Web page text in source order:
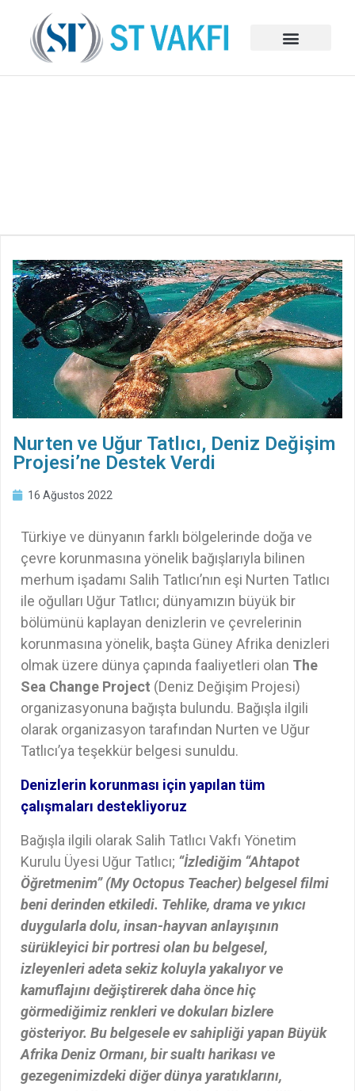
Nurten ve Uğur Tatlıcı, Deniz Değişim
Projesi’ne Destek Verdi
16 Ağustos 2022
Türkiye ve dünyanın farklı bölgelerinde doğa ve
çevre korunmasına yönelik bağışlarıyla bilinen
merhum işadamı Salih Tatlıcı’nın eşi Nurten Tatlıcı
ile oğulları Uğur Tatlıcı; dünyamızın büyük bir
bölümünü kaplayan denizlerin ve çevrelerinin
korunmasına yönelik, başta Güney Afrika denizleri
olmak üzere dünya çapında faaliyetleri olan The
Sea Change Project (Deniz Değişim Projesi)
organizasyonuna bağışta bulundu. Bağışla ilgili
olarak organizasyon tarafından Nurten ve Uğur
Tatlıcı’ya teşekkür belgesi sunuldu.
Denizlerin korunması için yapılan tüm
çalışmaları destekliyoruz
Bağışla ilgili olarak Salih Tatlıcı Vakfı Yönetim
Kurulu Üyesi Uğur Tatlıcı; “İzlediğim “Ahtapot
Öğretmenim” (My Octopus Teacher) belgesel filmi
beni derinden etkiledi. Tehlike, drama ve yıkıcı
duygularla dolu, insan-hayvan anlayışının
sürükleyici bir portresi olan bu belgesel,
izleyenleri adeta sekiz koluyla yakalıyor ve
kamuflajını değiştirerek daha önce hiç
görmediğimiz renkleri ve dokuları bizlere
gösteriyor. Bu belgesele ev sahipliği yapan Büyük
Afrika Deniz Ormanı, bir sualtı harikası ve
gezegenimizdeki diğer dünya yaratıklarını,